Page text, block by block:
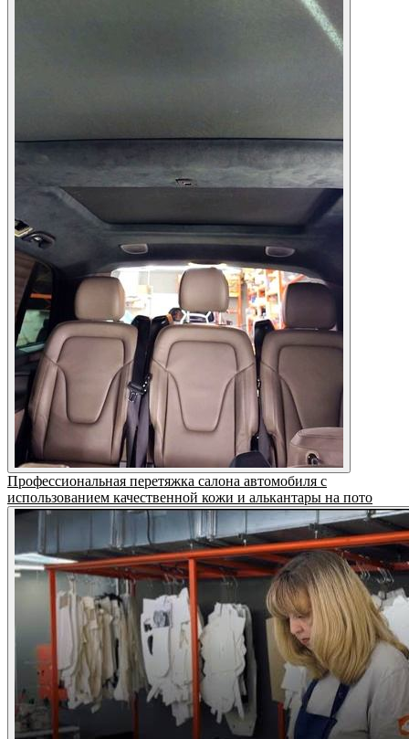
Профессиональная перетяжка салона автомобиля с
использованием качественной кожи и алькантары на пото